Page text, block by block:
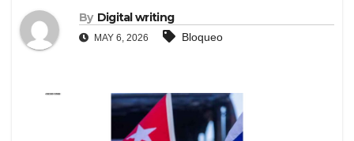
By Digital writing
MAY 6, 2026 Bloqueo